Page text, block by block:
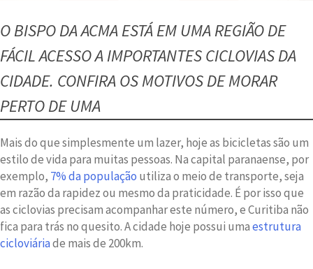
O BISPO DA ACMA ESTÁ EM UMA REGIÃO DE
FÁCIL ACESSO A IMPORTANTES CICLOVIAS DA
CIDADE. CONFIRA OS MOTIVOS DE MORAR
PERTO DE UMA
Mais do que simplesmente um lazer, hoje as bicicletas são um
estilo de vida para muitas pessoas. Na capital paranaense, por
exemplo, 7% da população utiliza o meio de transporte, seja
em razão da rapidez ou mesmo da praticidade. É por isso que
as ciclovias precisam acompanhar este número, e Curitiba não
fica para trás no quesito. A cidade hoje possui umaestrutura
cicloviáriade mais de 200km.